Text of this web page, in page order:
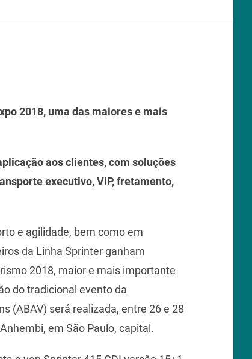
2018, uma das maiores e mais
aos clientes, com soluções
executivo, VIP, fretamento,
e agilidade, bem como em
da Linha Sprinter ganham
2018, maior e mais importante
do tradicional evento da
(ABAV) será realizada, entre 26 e 28
em São Paulo, capital.